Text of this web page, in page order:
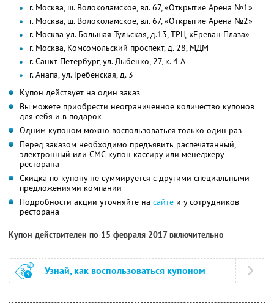
г. Москва, ш. Волоколамское, вл. 67, «Открытие Арена №1»
г. Москва, ш. Волоколамское, вл. 67, «Открытие Арена №2»
г. Москва ул. Большая Тульская, д.13, ТРЦ «Ереван Плаза»
г. Москва, Комсомольский проспект, д. 28, МДМ
г. Санкт-Петербург, ул. Дыбенко, 27, к. 4 А
г. Анапа, ул. Гребенская, д. 3
Купон действует на один заказ
Вы можете приобрести неограниченное количество купонов
для себя и в подарок
Одним купоном можно воспользоваться только один раз
Перед заказом необходимо предъявить распечатанный,
электронный или СМС-купон кассиру или менеджеру
ресторана
Скидка по купону не суммируется с другими специальными
предложениями компании
Подробности акции уточняйте на сайте и у сотрудников
ресторана
Купон действителен по 15 февраля 2017 включительно
Узнай, как воспользоваться купоном